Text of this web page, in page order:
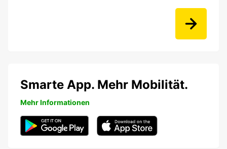
Smarte App. Mehr Mobilität.
Mehr Informationen